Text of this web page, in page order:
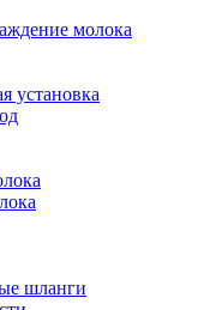
молока
установка
шланги